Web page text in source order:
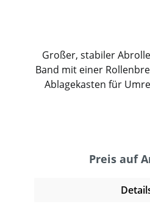
Großer, stabiler
Band mit einer
Ablagekasten für
Beanspruchung
ein schnelles und
Preis auf